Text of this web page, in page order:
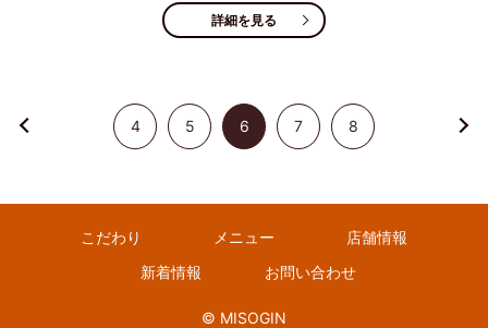
詳細を見る
4 5 6 7 8
こだわり メニュー
店舗情報
新着情報
お問い合わせ
© MISOGIN